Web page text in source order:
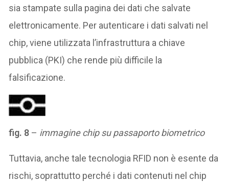
sia stampate sulla pagina dei dati che salvate
elettronicamente. Per autenticare i dati salvati nel
chip, viene utilizzata l’infrastruttura a chiave
pubblica (PKI) che rende più difficile la
falsificazione.
fig. 8 – immagine chip su passaporto biometrico
Tuttavia, anche tale tecnologia RFID non è esente da
rischi, soprattutto perché i dati contenuti nel chip